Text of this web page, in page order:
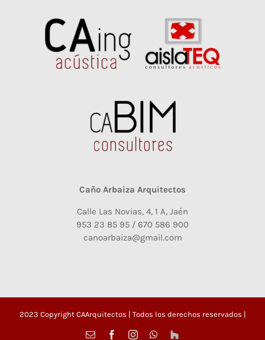
Caño Arbaiza Arquitectos
Calle Las Novias, 4, 1 A, Jaén
953 23 85 95 / 670 586 900
canoarbaiza@gmail.com
2023 Copyright CAArquitectos | Todos los derechos reservados |
Correo FacebookInstagramWhatsApp
Houzz